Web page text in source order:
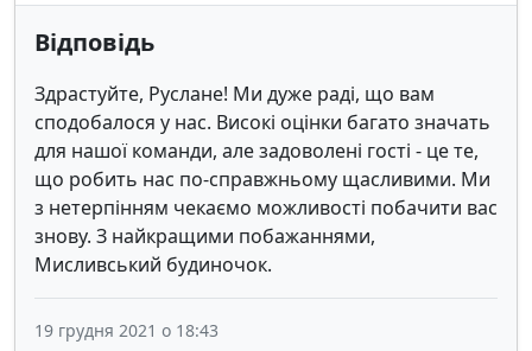
Відповідь
Здрастуйте, Руслане! Ми дуже раді, що вам
сподобалося у нас. Високі оцінки багато значать
для нашої команди, але задоволені гості - це те,
що робить нас по-справжньому щасливими. Ми
з нетерпінням чекаємо можливості побачити вас
знову. З найкращими побажаннями,
Мисливський будиночок.
19 грудня 2021 о 18:43